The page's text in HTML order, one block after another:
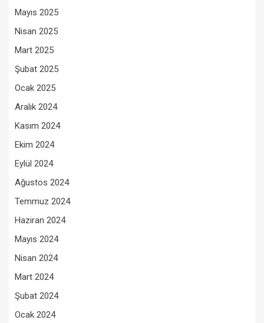
Mayıs 2025
Nisan 2025
Mart 2025
Şubat 2025
Ocak 2025
Aralık 2024
Kasım 2024
Ekim 2024
Eylül 2024
Ağustos 2024
Temmuz 2024
Haziran 2024
Mayıs 2024
Nisan 2024
Mart 2024
Şubat 2024
Ocak 2024